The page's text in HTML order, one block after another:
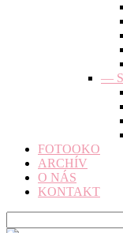
—
FOTOOKO
ARCHÍV
O NÁS
KONTAKT